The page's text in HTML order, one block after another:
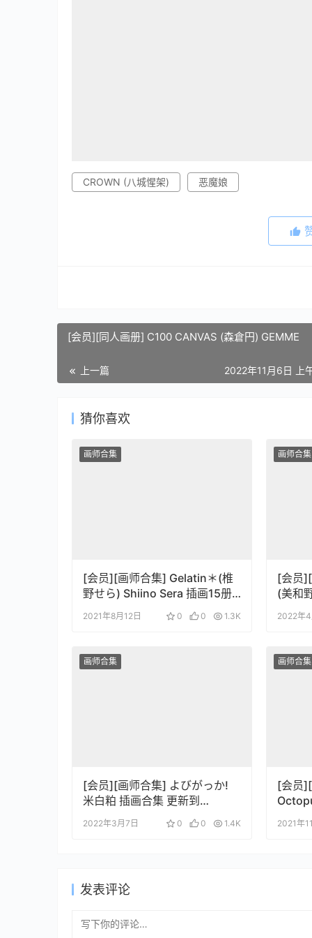
CROWN (八城惺架) 恶魔娘
[会员][同人画册] C100 CANVAS (森倉円) GEMME
上一篇 2022年11月6日 上
猜你喜欢
画师合集
[会员][画师合集] Gelatin＊(椎
野せら) Shiino Sera 插画15册
合集
2021年8月12日 0 0 1.3K
画师合集
[会员
(美和
2022年
画师合集
[会员][画师合集] よびがっか!
米白粕 插画合集 更新到
220306
2022年3月7日 0 0 1.4K
画师合集
[会员
2021年
发表评论